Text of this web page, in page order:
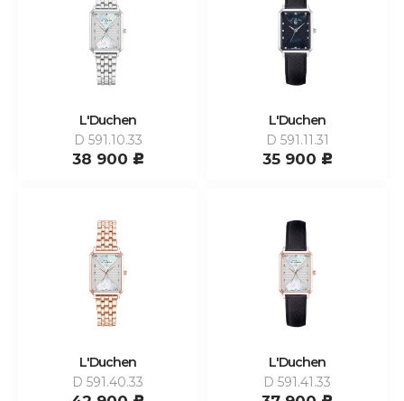
L'Duchen
D 591.10.33
38 900 c
L'Duchen
D 591.11.31
35 900 c
L'Duchen
D 591.40.33
L'Duchen
D 591.41.33